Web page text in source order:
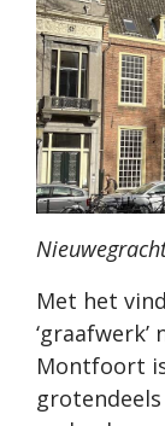
Met het
Montfoort